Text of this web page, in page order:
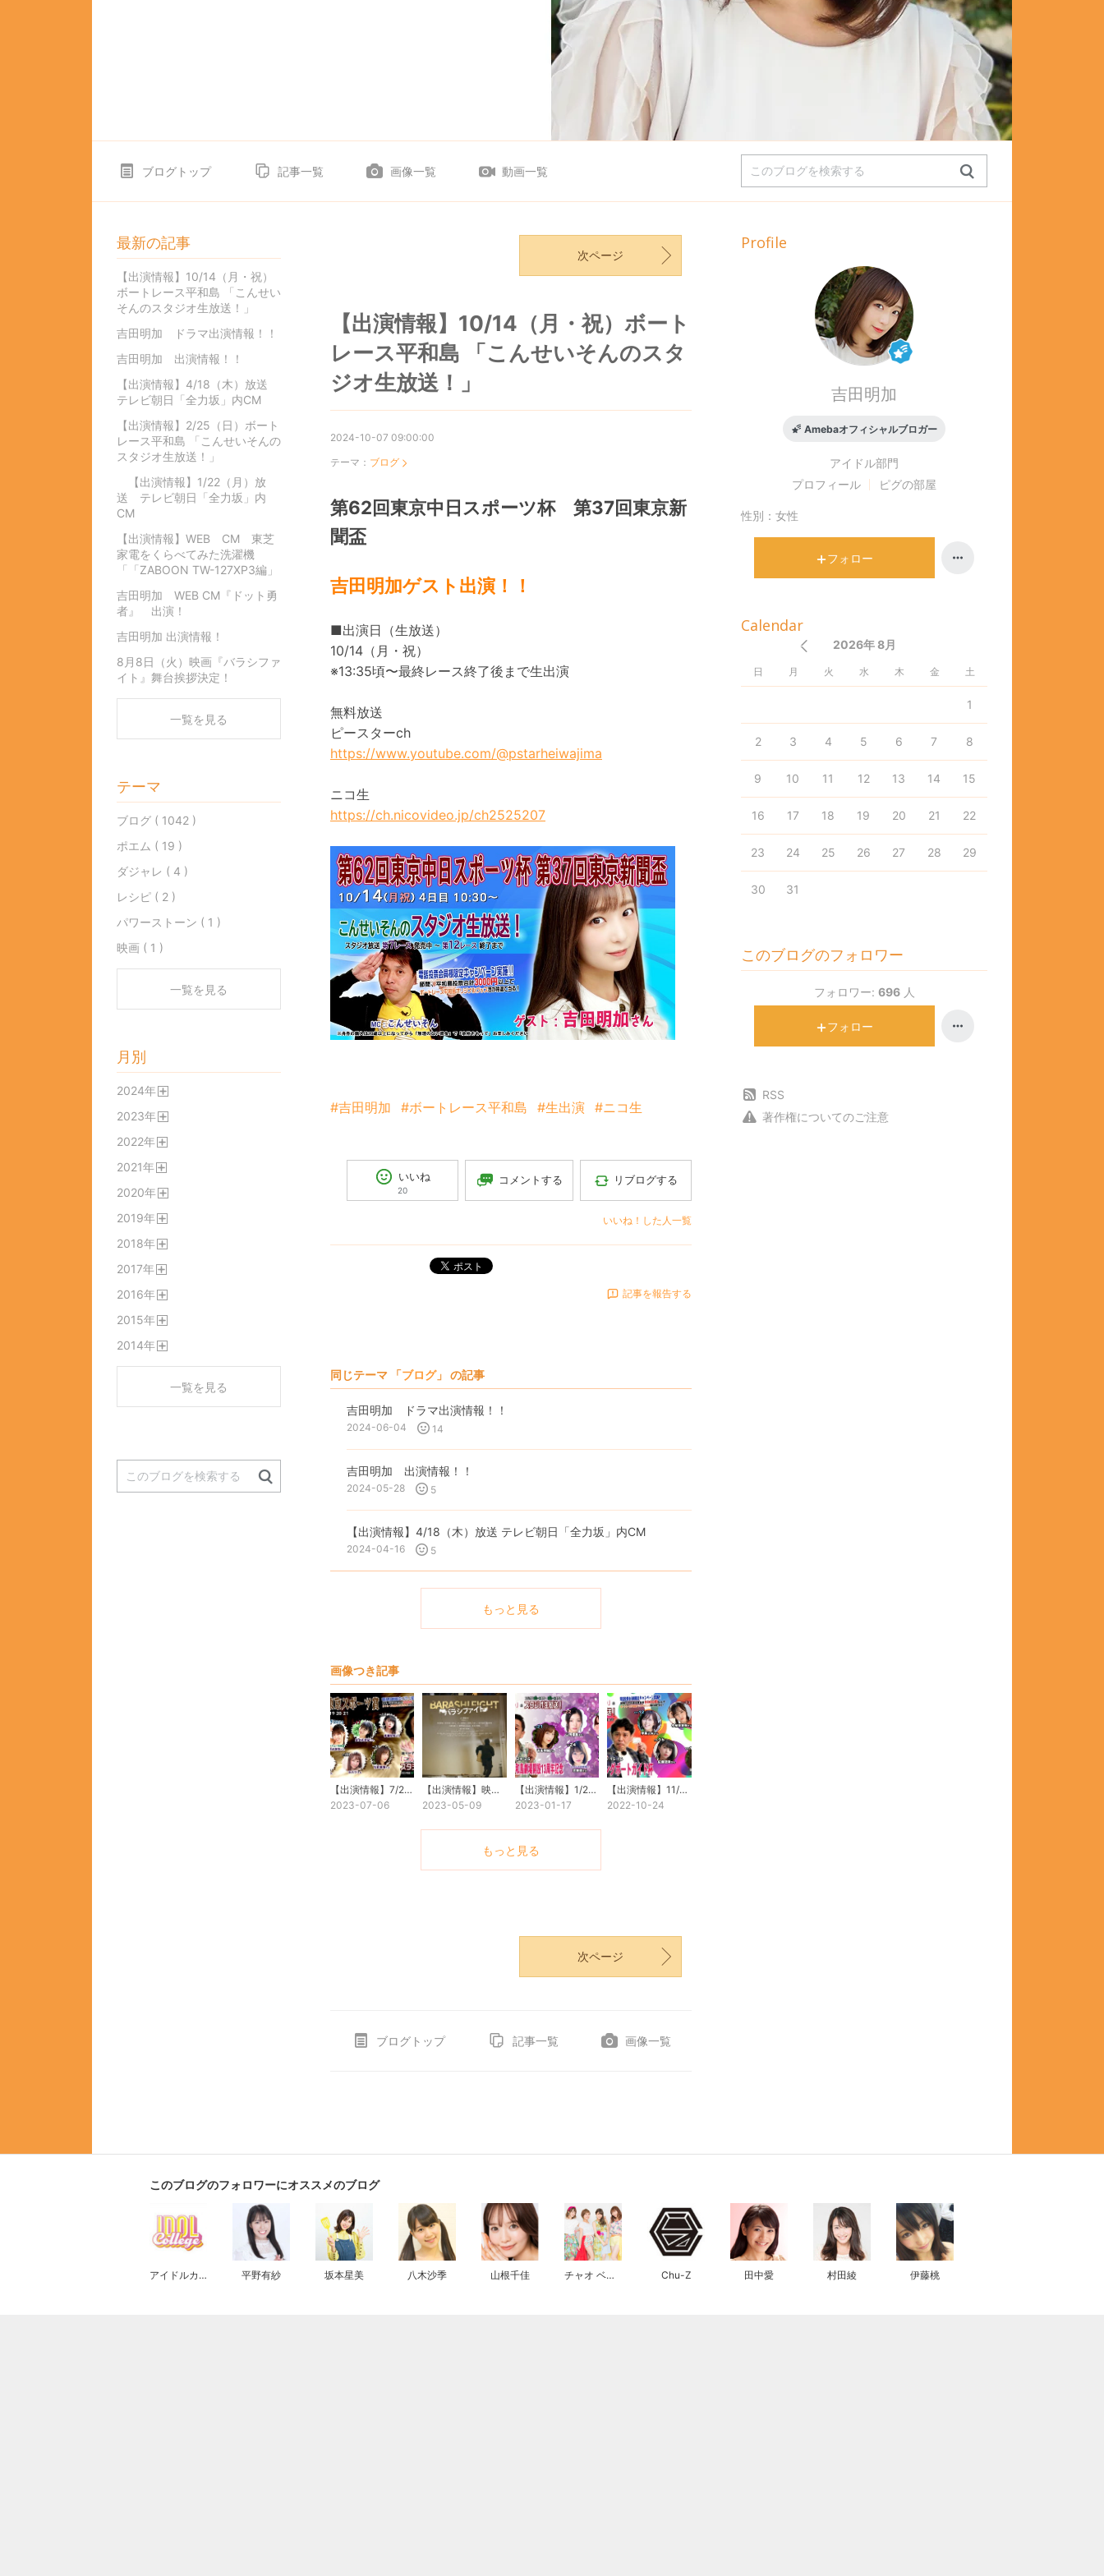
ブログトップ 記事一覧 画像一覧 動画一覧
次ページ
【出演情報】10/14（月・祝）ボート
レース平和島 「こんせいそんのスタ
ジオ生放送！」
2024-10-07 09:00:00
テーマ： ブログ
第62回東京中日スポーツ杯 第37回東京新
聞盃
吉田明加ゲスト出演！！
■出演日（生放送）
10/14（月・祝）
※13:35頃〜最終レース終了後まで生出演
無料放送
ピースターch
https://www.youtube.com/@pstarheiwajima
ニコ生
https://ch.nicovideo.jp/ch2525207
#吉田明加 #ボートレース平和島 #生出演 #ニコ生
いいね
20
コメントする リブログする
いいね！した人一覧
ポスト
記事を報告する
同じテーマ 「ブログ」 の記事
吉田明加 ドラマ出演情報！！
2024-06-04 14
吉田明加 出演情報！！
2024-05-28 5
【出演情報】4/18（木）放送 テレビ朝日「全力坂」内CM
2024-04-16 5
もっと見る
画像つき記事
【出演情報】7/21(金)ボートレース平和島 「こんせいそんのスタジオ生放送！」
2023-07-06
【出演情報】映画『バラシファイト』出演！
2023-05-09
【出演情報】1/21(土)ボートレース平和島 「こんせいそんのスタジオ生放送！」ゲスト
2023-01-17
【出演情報】11/16(水)ボートレース平和島 「こんせいそんのスタジオ生放送！」ゲスト出演
2022-10-24
もっと見る
次ページ
ブログトップ 記事一覧 画像一覧
Profile
吉田明加
Amebaオフィシャルブロガー
アイドル部門
プロフィール
ピグの部屋
性別： 女性
フォロー
Calendar
2026年 8月
日 月 火 水 木 金 土
1
2 3 4 5 6 7 8
9 10 11 12 13 14 15
16 17 18 19 20 21 22
23 24 25 26 27 28 29
30 31
このブログのフォロワー
フォロワー: 696 人
フォロー
RSS
著作権についてのご注意
最新の記事
【出演情報】10/14（月・祝）
ボートレース平和島 「こんせい
そんのスタジオ生放送！」
吉田明加 ドラマ出演情報！！
吉田明加 出演情報！！
【出演情報】4/18（木）放送
テレビ朝日「全力坂」内CM
【出演情報】2/25（日）ボート
レース平和島 「こんせいそんの
スタジオ生放送！」
【出演情報】1/22（月）放
送 テレビ朝日「全力坂」内
CM
【出演情報】WEB CM 東芝
家電をくらべてみた洗濯機
「「ZABOON TW-127XP3編」
吉田明加 WEB CM『ドット勇
者』 出演！
吉田明加 出演情報！
8月8日（火）映画『バラシファ
イト』舞台挨拶決定！
一覧を見る
テーマ
ブログ ( 1042 )
ポエム ( 19 )
ダジャレ ( 4 )
レシピ ( 2 )
パワーストーン ( 1 )
映画 ( 1 )
一覧を見る
月別
2024年
2023年
2022年
2021年
2020年
2019年
2018年
2017年
2016年
2015年
2014年
一覧を見る
このブログのフォロワーにオススメのブログ
アイドルカレッジ 平野有紗 坂本星美 八木沙季 山根千佳 チャオ ベッラ チンクエッティ Chu-Z 田中愛 村田綾 伊藤桃